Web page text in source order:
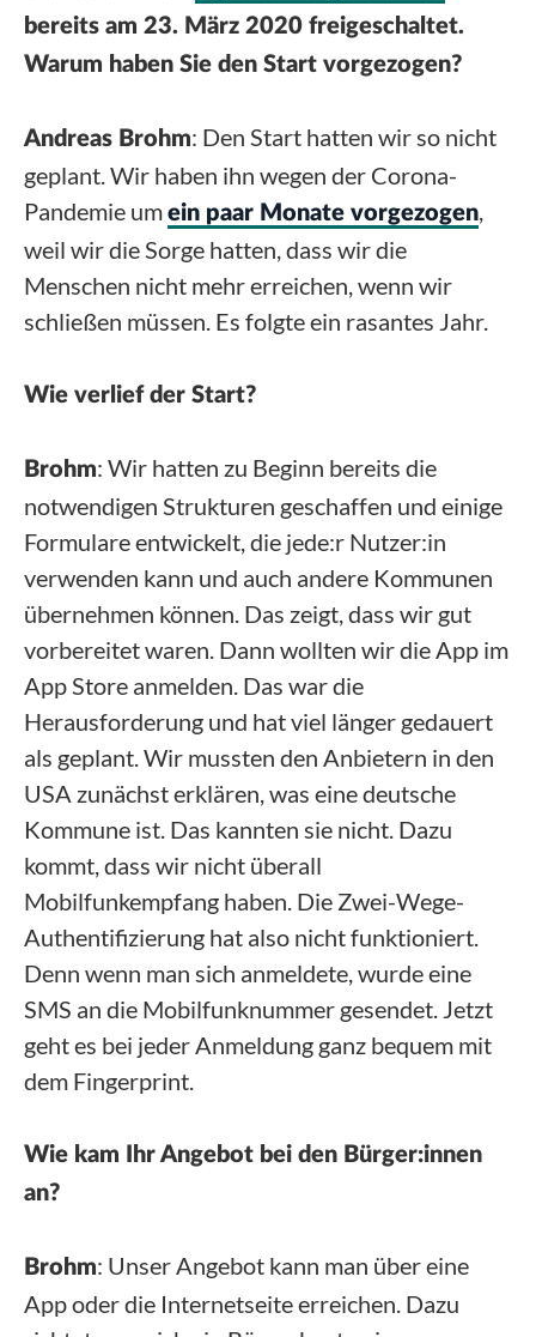
bereits am 23. März 2020 freigeschaltet.
Warum haben Sie den Start vorgezogen?
Andreas Brohm: Den Start hatten wir so nicht
geplant. Wir haben ihn wegen der Corona-
Pandemie um ein paar Monate vorgezogen,
weil wir die Sorge hatten, dass wir die
Menschen nicht mehr erreichen, wenn wir
schließen müssen. Es folgte ein rasantes Jahr.
Wie verlief der Start?
Brohm: Wir hatten zu Beginn bereits die
notwendigen Strukturen geschaffen und einige
Formulare entwickelt, die jede:r Nutzer:in
verwenden kann und auch andere Kommunen
übernehmen können. Das zeigt, dass wir gut
vorbereitet waren. Dann wollten wir die App im
App Store anmelden. Das war die
Herausforderung und hat viel länger gedauert
als geplant. Wir mussten den Anbietern in den
USA zunächst erklären, was eine deutsche
Kommune ist. Das kannten sie nicht. Dazu
kommt, dass wir nicht überall
Mobilfunkempfang haben. Die Zwei-Wege-
Authentifizierung hat also nicht funktioniert.
Denn wenn man sich anmeldete, wurde eine
SMS an die Mobilfunknummer gesendet. Jetzt
geht es bei jeder Anmeldung ganz bequem mit
dem Fingerprint.
Wie kam Ihr Angebot bei den Bürger:innen
an?
Brohm: Unser Angebot kann man über eine
App oder die Internetseite erreichen. Dazu